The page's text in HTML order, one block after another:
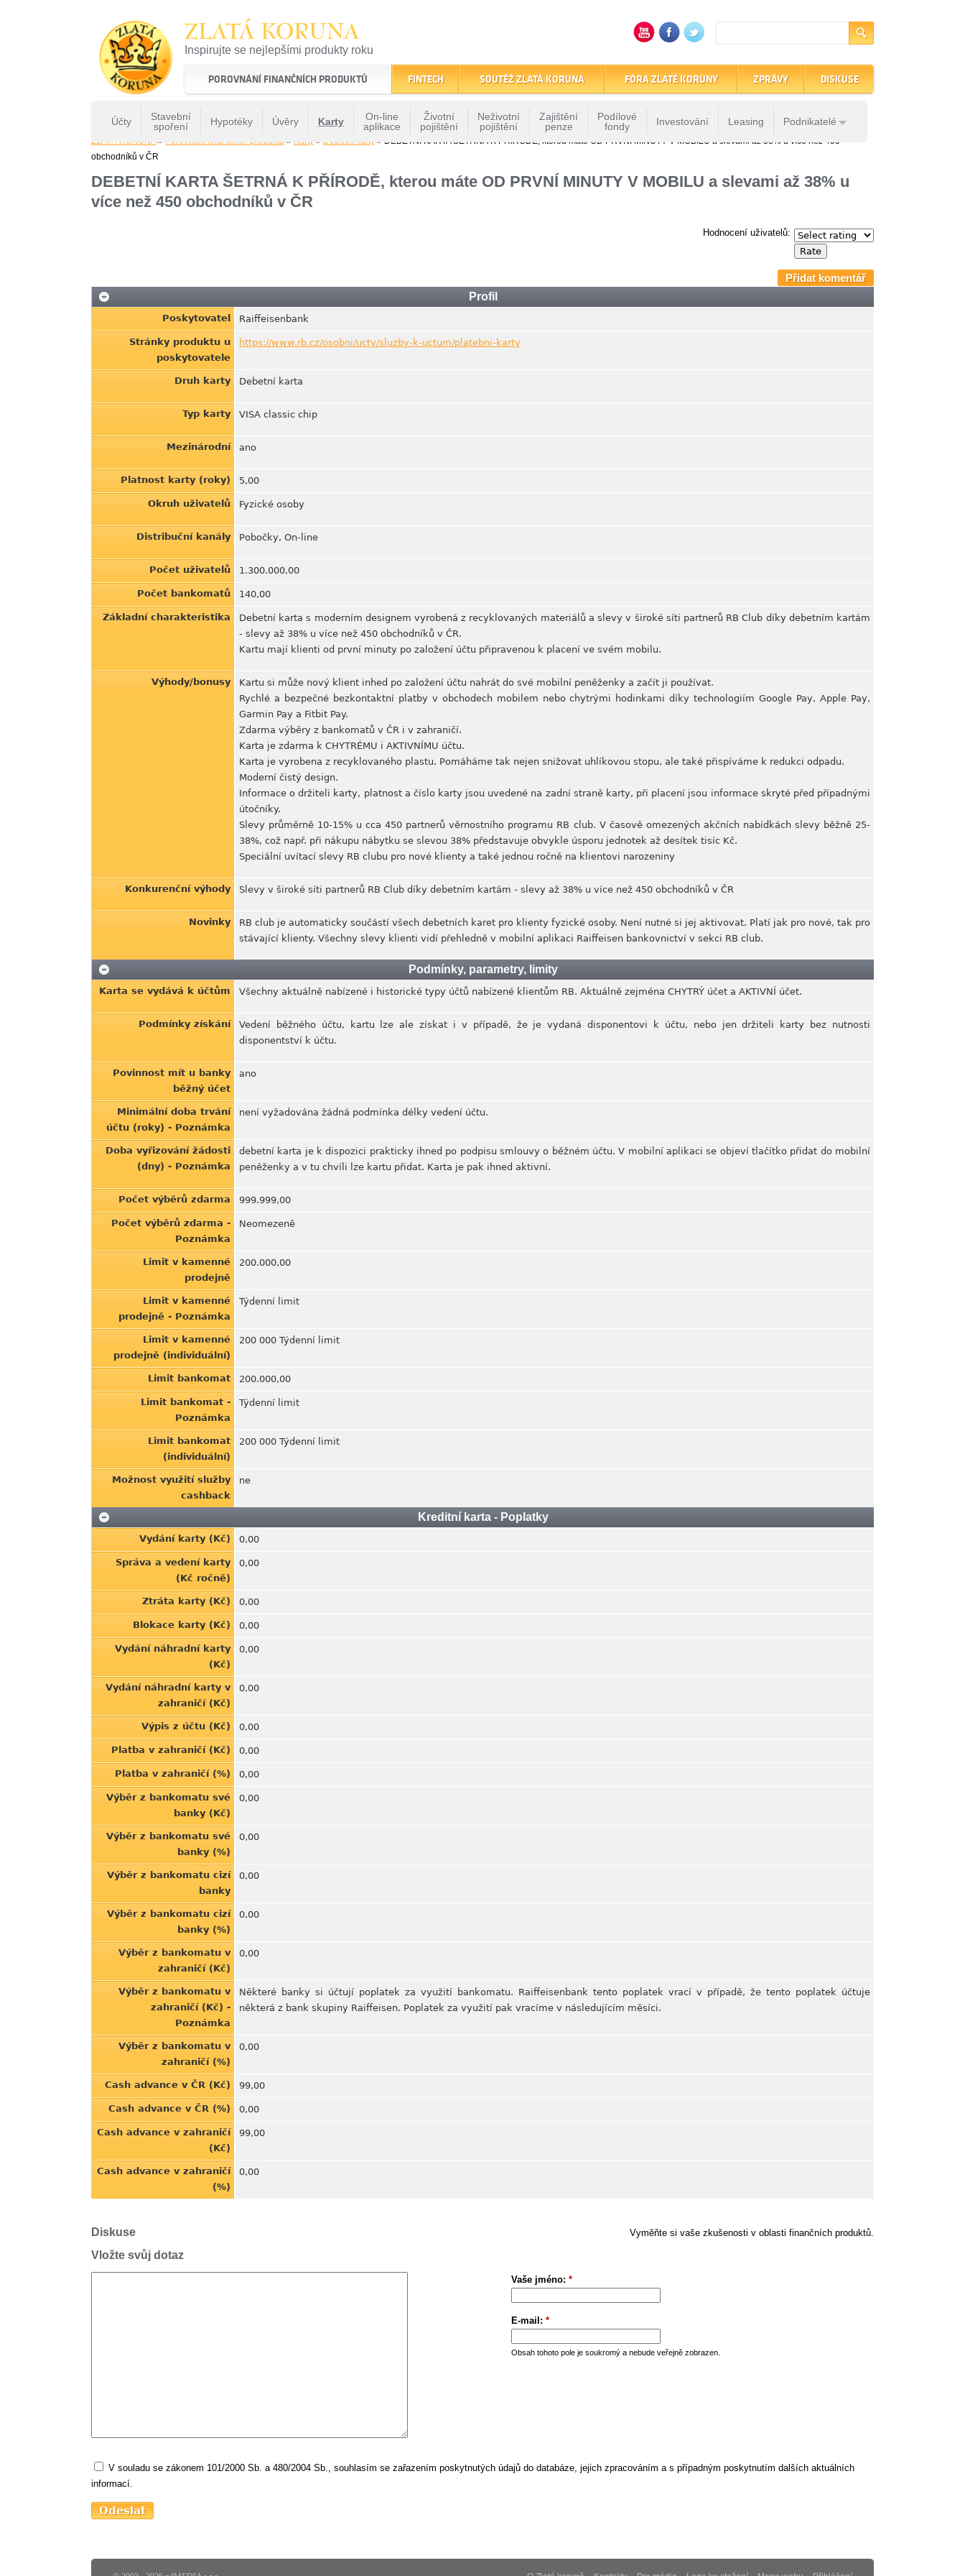
ZLATÁ KORUNA
Inspirujte se nejlepšími produkty roku
22 let tradice a kvality na finančním trhu
POROVNÁNÍ FINANČNÍCH PRODUKTŮ
Účty
Stavební
spoření
Hypotéky Úvěry Karty
On-line
aplikace
Životní
pojištění
Neživotní
pojištění
Zajištění
penze
Podílové
fondy
Investování Leasing Podnikatelé
FINTECH SOUTĚŽ ZLATÁ KORUNA FÓRA ZLATÉ KORUNY ZPRÁVY DISKUSE
ZLATÁ KORUNA» Porovnání finančních produktů » Karty » Debetní karty » DEBETNÍ KARTA ŠETRNÁ K PŘÍRODĚ, kterou máte OD PRVNÍ MINUTY V MOBILU a slevami až 38% u více než 450
obchodníků v ČR
DEBETNÍ KARTA ŠETRNÁ K PŘÍRODĚ, kterou máte OD PRVNÍ MINUTY V MOBILU a slevami až 38% u
více než 450 obchodníků v ČR
Hodnocení uživatelů:
Přidat komentář
Profil
Poskytovatel Raiffeisenbank
Stránky produktu u
poskytovatele
https://www.rb.cz/osobni/ucty/sluzby-k-uctum/platebni-karty
Druh karty Debetní karta
Typ karty VISA classic chip
Mezinárodní ano
Platnost karty (roky) 5,00
Okruh uživatelů Fyzické osoby
Distribuční kanály Pobočky, On-line
Počet uživatelů 1.300.000,00
Počet bankomatů 140,00
Základní charakteristika
Debetní karta s moderním designem vyrobená z recyklovaných materiálů a slevy v široké síti partnerů RB Club díky debetním kartám
- slevy až 38% u více než 450 obchodníků v ČR.
Kartu mají klienti od první minuty po založení účtu připravenou k placení ve svém mobilu.
Výhody/bonusy
Kartu si může nový klient inhed po založení účtu nahrát do své mobilní peněženky a začít ji používat.
Rychlé a bezpečné bezkontaktní platby v obchodech mobilem nebo chytrými hodinkami díky technologiím Google Pay, Apple Pay,
Garmin Pay a Fitbit Pay.
Zdarma výběry z bankomatů v ČR i v zahraničí.
Karta je zdarma k CHYTRÉMU i AKTIVNÍMU účtu.
Karta je vyrobena z recyklovaného plastu. Pomáháme tak nejen snižovat uhlíkovou stopu, ale také přispíváme k redukci odpadu.
Moderní čistý design.
Informace o držiteli karty, platnost a číslo karty jsou uvedené na zadní straně karty, při placení jsou informace skryté před případnými
útočníky.
Slevy průměrně 10-15% u cca 450 partnerů věrnostního programu RB club. V časově omezených akčních nabídkách slevy běžně 25-
38%, což např. při nákupu nábytku se slevou 38% představuje obvykle úsporu jednotek až desítek tisíc Kč.
Speciální uvítací slevy RB clubu pro nové klienty a také jednou ročně na klientovi narozeniny
Konkurenční výhody Slevy v široké síti partnerů RB Club díky debetním kartám - slevy až 38% u více než 450 obchodníků v ČR
Novinky
RB club je automaticky součástí všech debetních karet pro klienty fyzické osoby. Není nutné si jej aktivovat. Platí jak pro nové, tak pro
stávající klienty. Všechny slevy klienti vidí přehledně v mobilní aplikaci Raiffeisen bankovnictví v sekci RB club.
Podmínky, parametry, limity
Karta se vydává k účtům Všechny aktuálně nabízené i historické typy účtů nabízené klientům RB. Aktuálně zejména CHYTRÝ účet a AKTIVNÍ účet.
Podmínky získání
Vedení běžného účtu, kartu lze ale získat i v případě, že je vydaná disponentovi k účtu, nebo jen držiteli karty bez nutnosti
disponentství k účtu.
Povinnost mít u banky
běžný účet
ano
Minimální doba trvání
účtu (roky) - Poznámka
není vyžadována žádná podmínka délky vedení účtu.
Doba vyřizování žádosti
(dny) - Poznámka
debetní karta je k dispozici prakticky ihned po podpisu smlouvy o běžném účtu. V mobilní aplikaci se objeví tlačítko přidat do mobilní
peněženky a v tu chvíli lze kartu přidat. Karta je pak ihned aktivní.
Počet výběrů zdarma 999.999,00
Počet výběrů zdarma -
Poznámka
Neomezeně
Limit v kamenné
prodejně
200.000,00
Limit v kamenné
prodejně - Poznámka
Týdenní limit
Limit v kamenné
prodejně (individuální)
200 000 Týdenní limit
Limit bankomat 200.000,00
Limit bankomat -
Poznámka
Týdenní limit
Limit bankomat
(individuální)
200 000 Týdenní limit
Možnost využití služby
cashback
ne
Kreditní karta - Poplatky
Vydání karty (Kč) 0,00
Správa a vedení karty
(Kč ročně)
0,00
Ztráta karty (Kč) 0,00
Blokace karty (Kč) 0,00
Vydání náhradní karty
(Kč)
0,00
Vydání náhradní karty v
zahraničí (Kč)
0,00
Výpis z účtu (Kč) 0,00
Platba v zahraničí (Kč) 0,00
Platba v zahraničí (%) 0,00
Výběr z bankomatu své
banky (Kč)
0,00
Výběr z bankomatu své
banky (%)
0,00
Výběr z bankomatu cizí
banky
0,00
Výběr z bankomatu cizí
banky (%)
0,00
Výběr z bankomatu v
zahraničí (Kč)
0,00
Výběr z bankomatu v
zahraničí (Kč) -
Poznámka
Některé banky si účtují poplatek za využití bankomatu. Raiffeisenbank tento poplatek vrací v případě, že tento poplatek účtuje
některá z bank skupiny Raiffeisen. Poplatek za využití pak vracíme v následujícím měsíci.
Výběr z bankomatu v
zahraničí (%)
0,00
Cash advance v ČR (Kč) 99,00
Cash advance v ČR (%) 0,00
Cash advance v zahraničí
(Kč)
99,00
Cash advance v zahraničí
(%)
0,00
Vyměňte si vaše zkušenosti v oblasti finančních produktů.
Diskuse
Vložte svůj dotaz
Vaše jméno: *
E-mail: *
Obsah tohoto pole je soukromý a nebude veřejně zobrazen.
V souladu se zákonem 101/2000 Sb. a 480/2004 Sb., souhlasím se zařazením poskytnutých údajů do databáze, jejich zpracováním a s případným poskytnutím dalších aktuálních
informací.